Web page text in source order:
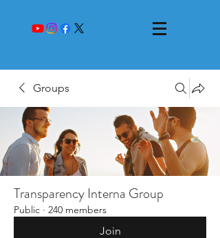
Groups
Transparency Interna Group
Public · 240 members
Join